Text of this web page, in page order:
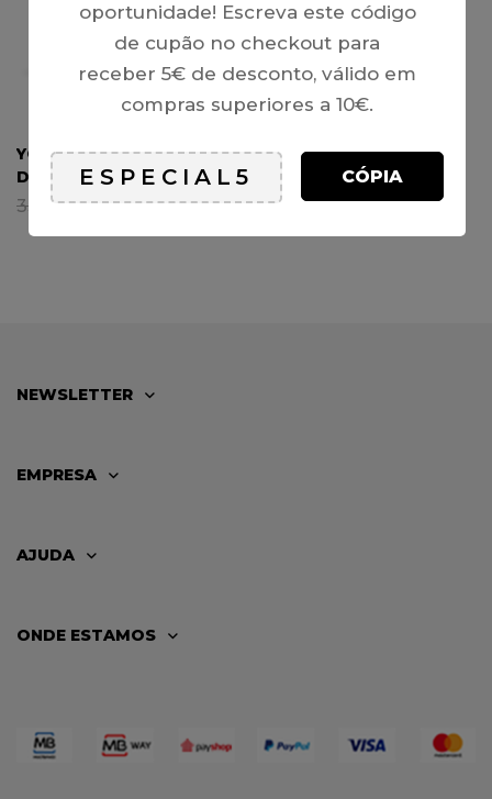
YCF: FACTORY SP3 190
DAYTONA
3399,00€ 3049,00€
NEWSLETTER
EMPRESA
AJUDA
ONDE ESTAMOS
oportunidade! Escreva este código
de cupão no checkout para
receber 5€ de desconto, válido em
compras superiores a 10€.
CÓPIA